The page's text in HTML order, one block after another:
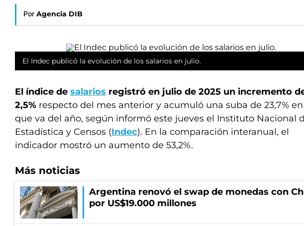
Por Agencia DIB
El Indec publicó la evolución de los salarios en julio.
El índice de salarios registró en julio de 2025 un incremento
2,5% respecto del mes anterior y acumuló una suba de 23,7%
que va del año, según informó este jueves el Instituto Nacional
Estadística y Censos (Indec). En la comparación interanual, el
indicador mostró un aumento de 53,2%.
Más noticias
Argentina renovó el swap de monedas con
por US$19.000 millones